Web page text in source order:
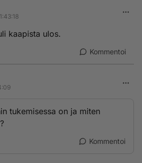
kaapista ulos.
Kommentoi
tukemisessa on ja miten
Kommentoi